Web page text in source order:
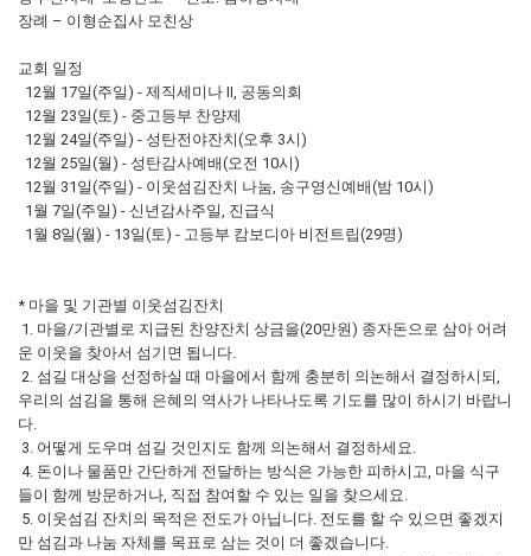
장례 – 이형순집사 모친상
교회 일정
12월 17일(주일) - 제직세미나 Ⅱ, 공동의회
12월 23일(토) - 중고등부 찬양제
12월 24일(주일) - 성탄전야잔치(오후 3시)
12월 25일(월) - 성탄감사예배(오전 10시)
12월 31일(주일) - 이웃섬김잔치 나눔, 송구영신예배(밤 10시)
1월 7일(주일) - 신년감사주일, 진급식
1월 8일(월) - 13일(토) - 고등부 캄보디아 비전트립(29명)
* 마을 및 기관별 이웃섬김잔치
1. 마을/기관별로 지급된 찬양잔치 상금을(20만원) 종자돈으로 삼아 어려
운 이웃을 찾아서 섬기면 됩니다.
2. 섬길 대상을 선정하실 때 마을에서 함께 충분히 의논해서 결정하시되,
우리의 섬김을 통해 은혜의 역사가 나타나도록 기도를 많이 하시기 바랍니
다.
3. 어떻게 도우며 섬길 것인지도 함께 의논해서 결정하세요.
4. 돈이나 물품만 간단하게 전달하는 방식은 가능한 피하시고, 마을 식구
들이 함께 방문하거나, 직접 참여할 수 있는 일을 찾으세요.
5. 이웃섬김 잔치의 목적은 전도가 아닙니다. 전도를 할 수 있으면 좋겠지
만 섬김과 나눔 자체를 목표로 삼는 것이 더 좋겠습니다.